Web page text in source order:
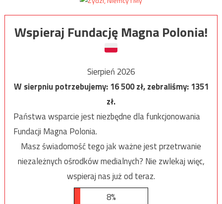
Wspieraj Fundację Magna Polonia!
Sierpień 2026
W sierpniu potrzebujemy:16 500zł, zebraliśmy:1351
zł.
Państwa wsparcie jest niezbędne dla funkcjonowania
Fundacji Magna Polonia.
Masz świadomość tego jak ważne jest przetrwanie
niezależnych ośrodków medialnych? Nie zwlekaj więc,
wspieraj nas już od teraz.
8%